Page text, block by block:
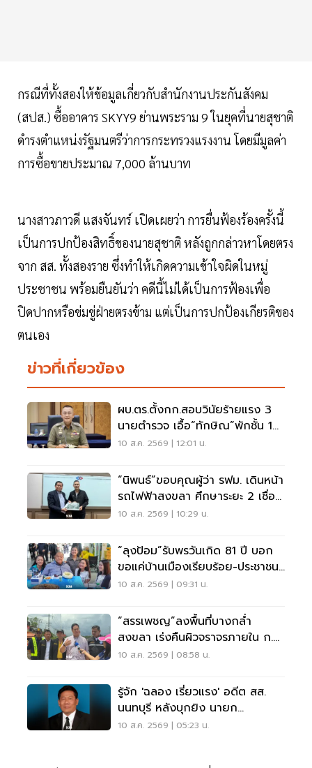
กรณีที่ทั้งสองให้ข้อมูลเกี่ยวกับสำนักงานประกันสังคม
(สปส.) ซื้ออาคาร SKYY9 ย่านพระราม 9 ในยุคที่นายสุชาติ
ดำรงตำแหน่งรัฐมนตรีว่าการกระทรวงแรงงาน โดยมีมูลค่า
การซื้อขายประมาณ 7,000 ล้านบาท
นางสาวภาวดี แสงจันทร์ เปิดเผยว่า การยื่นฟ้องร้องครั้งนี้
เป็นการปกป้องสิทธิ์ของนายสุชาติ หลังถูกกล่าวหาโดยตรง
จาก สส. ทั้งสองราย ซึ่งทำให้เกิดความเข้าใจผิดในหมู่
ประชาชน พร้อมยืนยันว่า คดีนี้ไม่ได้เป็นการฟ้องเพื่อ
ปิดปากหรือข่มขู่ฝ่ายตรงข้าม แต่เป็นการปกป้องเกียรติของ
ตนเอง
ข่าวที่เกี่ยวข้อง
ผบ.ตร.ตั้งกก.สอบวินัยร้ายแรง 3
นายตำรวจ เอื้อ“ทักษิณ”พักชั้น 14
รพ.ตำรวจ
10 ส.ค. 2569 | 12:01 น.
“นิพนธ์”ขอบคุณผู้ว่า รฟม. เดินหน้า
รถไฟฟ้าสงขลา ศึกษาระยะ 2 เชื่อม
สนามบิน
10 ส.ค. 2569 | 10:29 น.
“ลุงป้อม”รับพรวันเกิด 81 ปี บอก
ขอแค่บ้านเมืองเรียบร้อย-ประชาชน
มีความสุข
10 ส.ค. 2569 | 09:31 น.
“สรรเพชญ”ลงพื้นที่บางกล่ำ
สงขลา เร่งคืนผิวจราจรภายใน ก.ย.
2569
10 ส.ค. 2569 | 08:58 น.
รู้จัก 'ฉลอง เรี่ยวแรง' อดีต สส.
นนทบุรี หลังบุกยิง นายก
อบจ.นนทบุรี บาดเจ็บสาหัส
10 ส.ค. 2569 | 05:23 น.